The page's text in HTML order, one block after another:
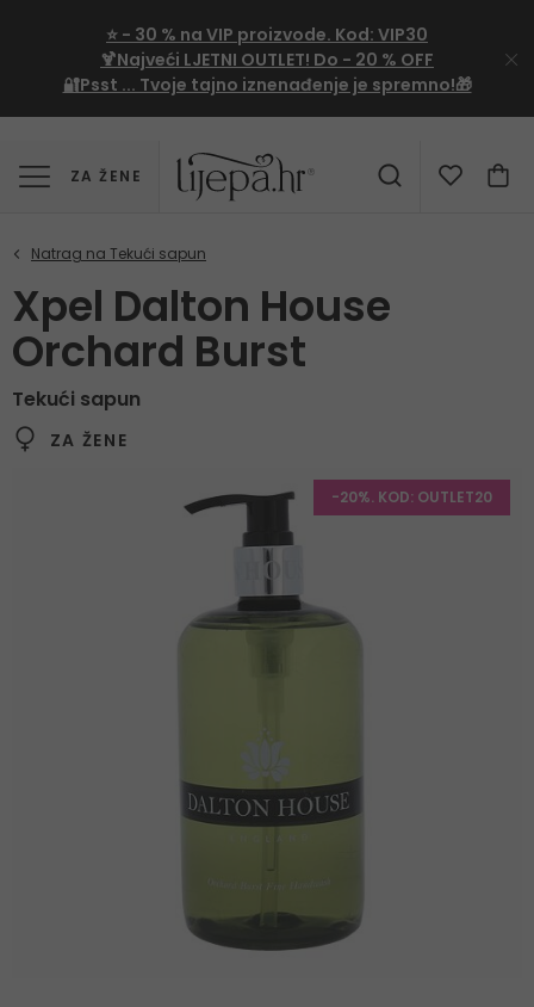
⭐ - 30 % na VIP proizvode. Kod: VIP30
🍹Najveći LJETNI OUTLET! Do - 20 % OFF
🔐Psst ... Tvoje tajno iznenađenje je spremno!🎁
ZA ŽENE
Xpel Dalton House
Orchard Burst
Tekući sapun
ZA ŽENE
-20%. KOD: OUTLET20